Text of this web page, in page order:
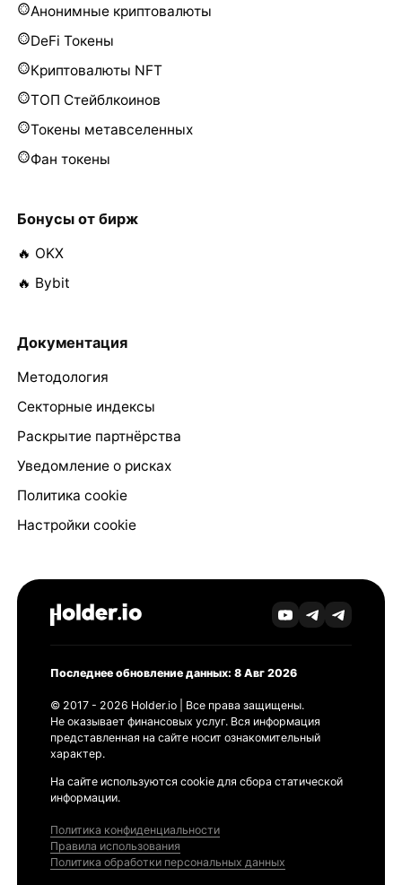
Анонимные криптовалюты
DeFi Токены
Криптовалюты NFT
ТОП Стейблкоинов
Токены метавселенных
Фан токены
Бонусы от бирж
🔥 OKX
🔥 Bybit
Документация
Методология
Секторные индексы
Раскрытие партнёрства
Уведомление о рисках
Политика cookie
Настройки cookie
Последнее обновление данных: 8 Авг 2026
© 2017 - 2026 Holder.io | Все права защищены.
Не оказывает финансовых услуг. Вся информация
представленная на сайте носит ознакомительный
характер.
На сайте используются cookie для сбора статической
информации.
Политика конфиденциальности
Правила использования
Политика обработки персональных данных